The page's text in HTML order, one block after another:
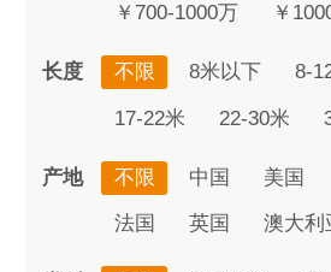
￥700-1000万 ￥
长度 不限 8米以下 8-
17-22米 22-30米
产地 不限 中国 美国
法国 英国 澳大利